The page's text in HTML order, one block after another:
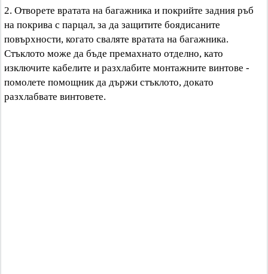
2. Отворете вратата на багажника и покрийте задния ръб
на покрива с парцал, за да защитите боядисаните
повърхности, когато сваляте вратата на багажника.
Стъклото може да бъде премахнато отделно, като
изключите кабелите и разхлабите монтажните винтове -
помолете помощник да държи стъклото, докато
разхлабвате винтовете.